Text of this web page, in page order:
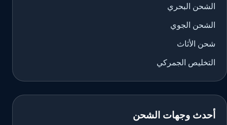
الشحن البحري
الشحن الجوي
شحن الأثاث
التخليص الجمركي
أحدث وجهات الشحن